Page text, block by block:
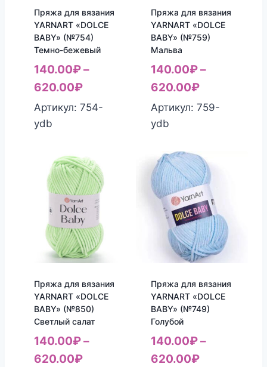
Пряжа для вязания
YARNART «DOLCE
BABY» (№754)
Темно-бежевый
140.00₽–
620.00₽
Артикул: 754-
ydb
Пряжа для вязания
YARNART «DOLCE
BABY» (№759)
Мальва
140.00₽–
620.00₽
Артикул: 759-
ydb
Пряжа для вязания
YARNART «DOLCE
BABY» (№850)
Светлый салат
140.00₽–
620.00₽
Пряжа для вязания
YARNART «DOLCE
BABY» (№749)
Голубой
140.00₽–
620.00₽